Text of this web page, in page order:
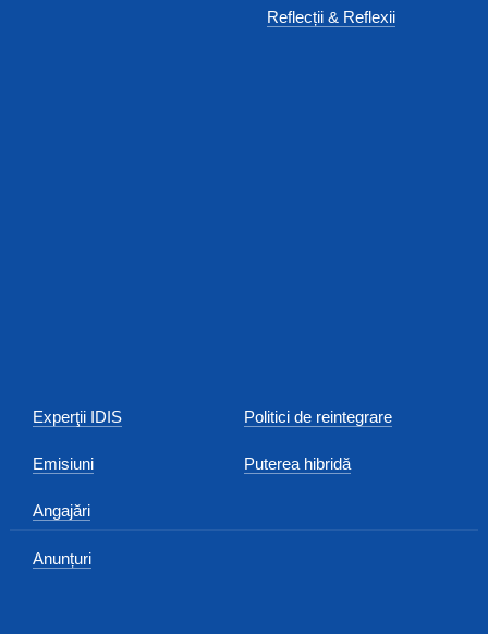
Reflecții & Reflexii
Experţii IDIS
Emisiuni
Angajări
Anunțuri
Politici de reintegrare
Puterea hibridă